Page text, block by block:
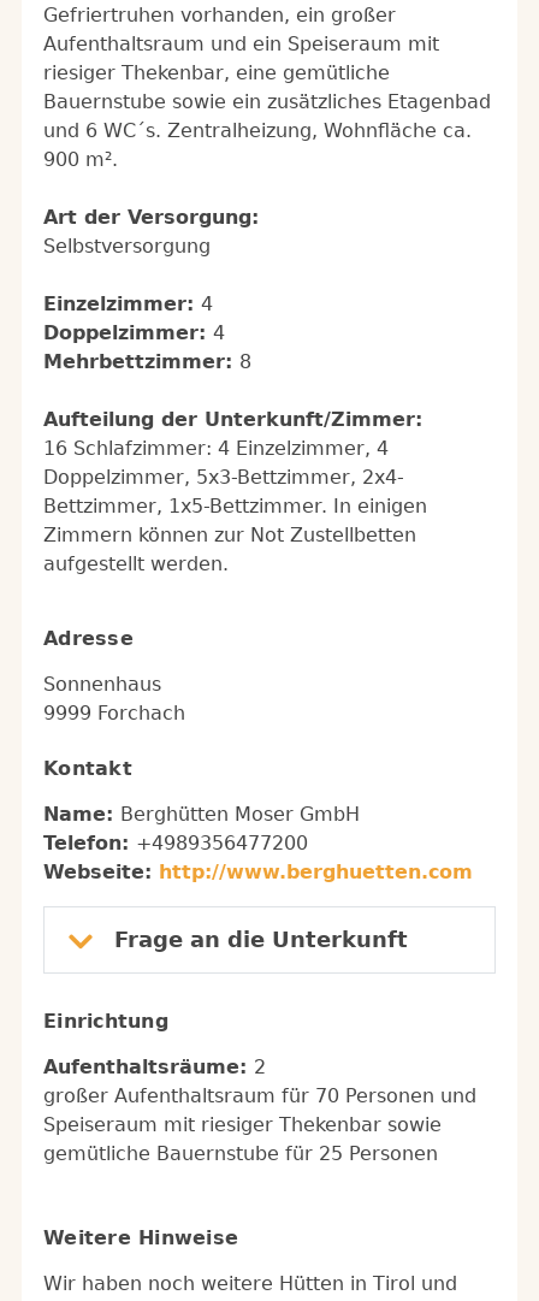
Gefriertruhen vorhanden, ein großer
Aufenthaltsraum und ein Speiseraum mit
riesiger Thekenbar, eine gemütliche
Bauernstube sowie ein zusätzliches Etagenbad
und 6 WC´s. Zentralheizung, Wohnfläche ca.
900 m².
Art der Versorgung:
Selbstversorgung
Einzelzimmer: 4
Doppelzimmer: 4
Mehrbettzimmer: 8
Aufteilung der Unterkunft/Zimmer:
16 Schlafzimmer: 4 Einzelzimmer, 4
Doppelzimmer, 5x3-Bettzimmer, 2x4-
Bettzimmer, 1x5-Bettzimmer. In einigen
Zimmern können zur Not Zustellbetten
aufgestellt werden.
Adresse
Sonnenhaus
9999 Forchach
Kontakt
Name: Berghütten Moser GmbH
Telefon: +4989356477200
Webseite: http://www.berghuetten.com
Frage an die Unterkunft
Einrichtung
Aufenthaltsräume: 2
großer Aufenthaltsraum für 70 Personen und
Speiseraum mit riesiger Thekenbar sowie
gemütliche Bauernstube für 25 Personen
Weitere Hinweise
Wir haben noch weitere Hütten in Tirol und